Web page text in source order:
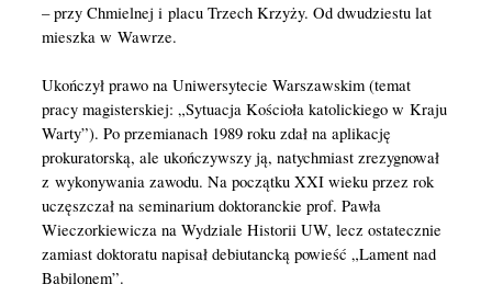
– przy Chmielnej i placu Trzech Krzyży. Od dwudziestu lat
mieszka w Wawrze.
Ukończył prawo na Uniwersytecie Warszawskim (temat
pracy magisterskiej: „Sytuacja Kościoła katolickiego w Kraju
Warty”). Po przemianach 1989 roku zdał na aplikację
prokuratorską, ale ukończywszy ją, natychmiast zrezygnował
z wykonywania zawodu. Na początku XXI wieku przez rok
uczęszczał na seminarium doktoranckie prof. Pawła
Wieczorkiewicza na Wydziale Historii UW, lecz ostatecznie
zamiast doktoratu napisał debiutancką powieść „Lament nad
Babilonem”.